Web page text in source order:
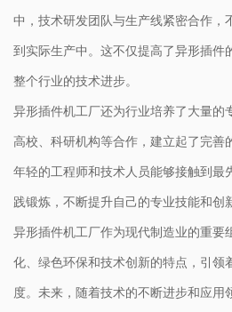
中，技术研发团队与生产线紧密合作，
到实际生产中。这不仅提高了异形插件
整个行业的技术进步。
异形插件机工厂还为行业培养了大量的
高校、科研机构等合作，建立起了完善
年轻的工程师和技术人员能够接触到最
践锻炼，不断提升自己的专业技能和创
异形插件机工厂作为现代制造业的重要
化、绿色环保和技术创新的特点，引领
度。未来，随着技术的不断进步和应用